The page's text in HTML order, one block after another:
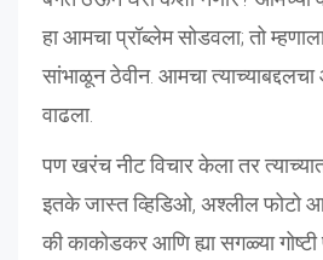
हा आमचा प्रॉब्लेम सोडवला; तो
सांभाळून ठेवीन. आमचा
वाढला.
पण खरंच नीट विचार केला तर
इतके जास्त व्हिडिओ, अश्लील
की काकोडकर आणि ह्या सगळ्या गोष्टी